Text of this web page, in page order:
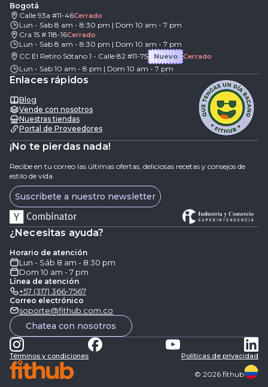
Bogotá
Calle 93a #11-46Cerrado
Lun - Sab 8 am - 8:30 pm | Dom 10 am - 7 pm
Cra 15 # 118-16Cerrado
Lun - Sab 8 am - 8:30 pm | Dom 10 am - 7 pm
CC El Retiro Sótano 1 - Calle 82 #11-75
Nuevo Cerrado
Lun - Sab 10 am - 8 pm | Dom 10 am - 7 pm
Enlaces rápidos
Blog
Vende con nosotros
Nuestras tiendas
Portal de Proveedores
¡No te pierdas nada!
Recibe en tu correo las últimas ofertas, deliciosas recetas y consejos de
estilo de vida.
Suscríbete a nuestro newsletter
¿Necesitas ayuda?
Horario de atención
Lun - Sáb 8 am - 8:30 pm
Dom 10 am - 7 pm
Línea de atención
+57 (317) 366-7567
Correo electrónico
soporte@fithub.com.co
Chatea con nosotros
Términos y condiciones Politicas de privacidad
© 2026 fithub